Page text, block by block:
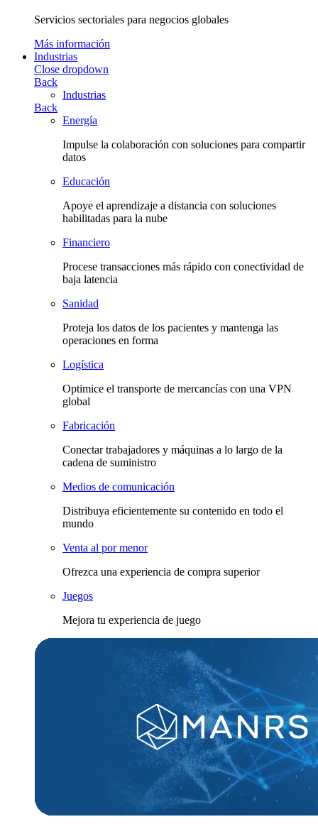
Servicios sectoriales para negocios globales
Más información
Industrias
Close dropdown
Back
Industrias
Back
Energía
Impulse la colaboración con soluciones para compartir
datos
Educación
Apoye el aprendizaje a distancia con soluciones
habilitadas para la nube
Financiero
Procese transacciones más rápido con conectividad de
baja latencia
Sanidad
Proteja los datos de los pacientes y mantenga las
operaciones en forma
Logística
Optimice el transporte de mercancías con una VPN
global
Fabricación
Conectar trabajadores y máquinas a lo largo de la
cadena de suministro
Medios de comunicación
Distribuya eficientemente su contenido en todo el
mundo
Venta al por menor
Ofrezca una experiencia de compra superior
Juegos
Mejora tu experiencia de juego